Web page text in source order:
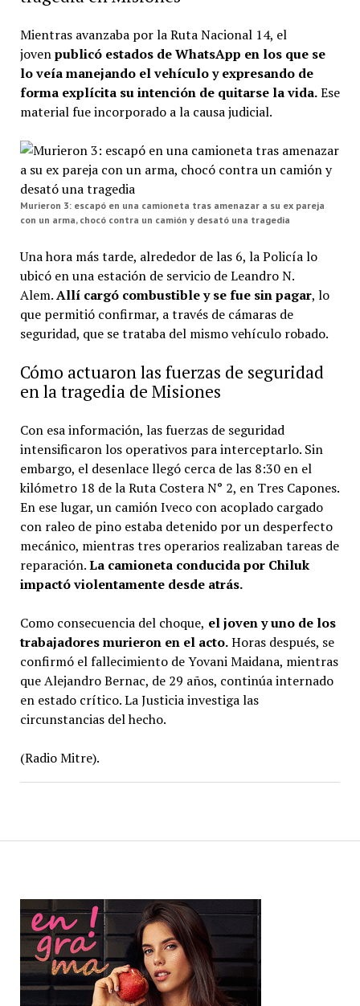
Mientras avanzaba por la Ruta Nacional 14, el
jovenpublicó estados de WhatsApp en los que se
lo veía manejando el vehículo y expresando de
forma explícita su intención de quitarse la vida.Ese
material fue incorporado a la causa judicial.
Murieron 3: escapó en una camioneta tras amenazar a su ex pareja
con un arma, chocó contra un camión y desató una tragedia
Una hora más tarde, alrededor de las 6, la Policía lo
ubicó en una estación de servicio de Leandro N.
Alem.Allí cargó combustible y se fue sin pagar, lo
que permitió confirmar, a través de cámaras de
seguridad, que se trataba del mismo vehículo robado.
Cómo actuaron las fuerzas de seguridad
en la tragedia de Misiones
Con esa información, las fuerzas de seguridad
intensificaron los operativos para interceptarlo. Sin
embargo, el desenlace llegó cerca de las 8:30 en el
kilómetro 18 de la Ruta Costera N° 2, en Tres Capones.
En ese lugar, un camión Iveco con acoplado cargado
con raleo de pino estaba detenido por un desperfecto
mecánico, mientras tres operarios realizaban tareas de
reparación.La camioneta conducida por Chiluk
impactó violentamente desde atrás.
Como consecuencia del choque, el joven y uno de los
trabajadores murieron en el acto.Horas después, se
confirmó el fallecimiento de Yovani Maidana, mientras
que Alejandro Bernac, de 29 años, continúa internado
en estado crítico. La Justicia investiga las
circunstancias del hecho.
(Radio Mitre).